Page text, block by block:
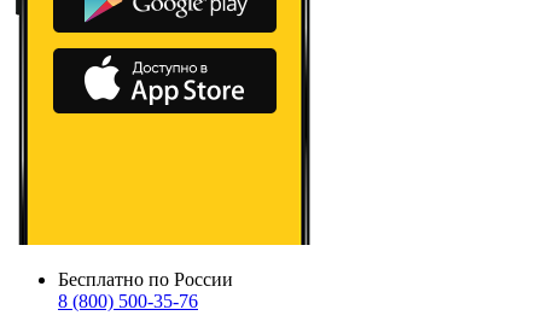
Бесплатно по России
8 (800) 500-35-76